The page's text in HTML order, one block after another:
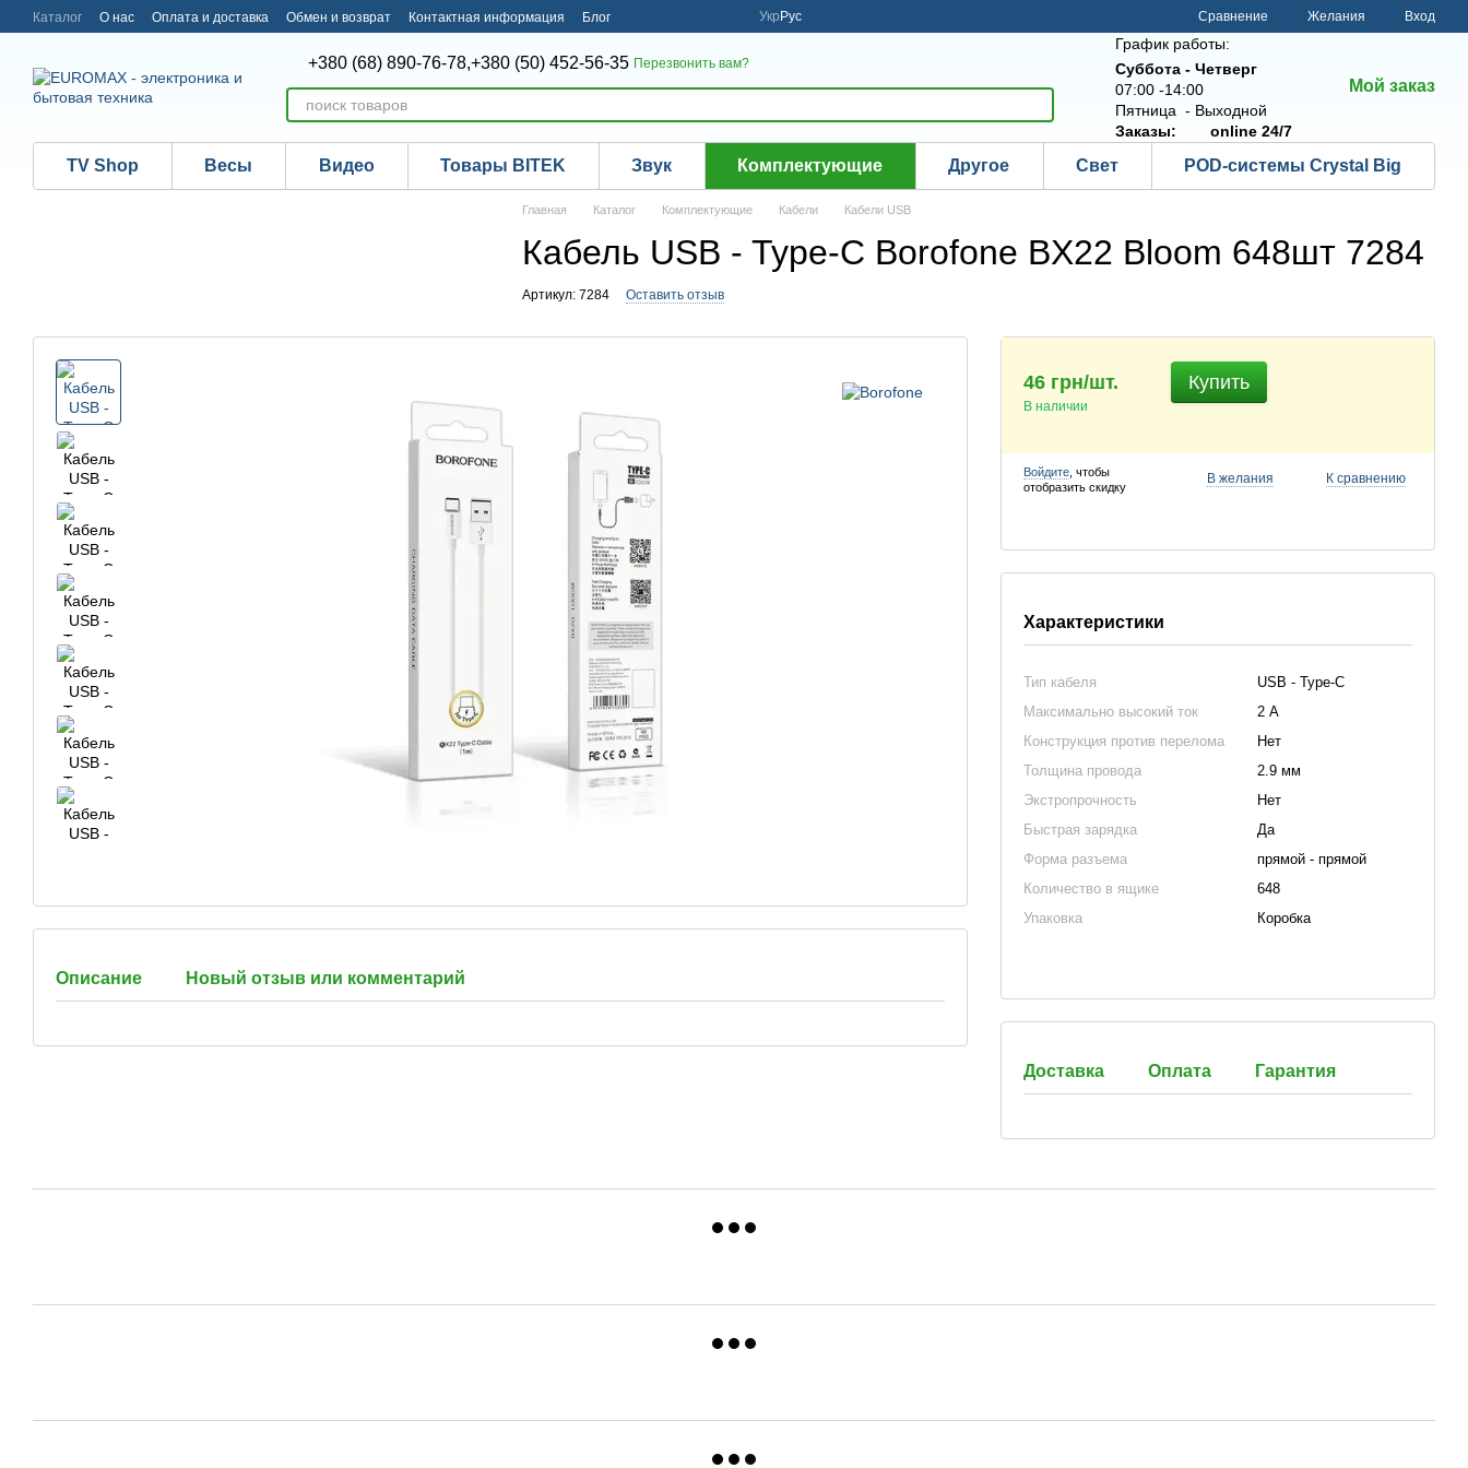
Перейти к основному контенту
Каталог О нас Оплата и доставка Обмен и возврат Контактная информация Блог Укр Рус Сравнение Желания Вход
+380 (68) 890-76-78,+380 (50) 452-56-35 Перезвонить вам?
График работы:
Суббота - Четверг
07:00 -14:00
Пятница - Выходной
Заказы:
online 24/7
Мой заказ
TV Shop Весы Видео Товары BITEK Звук Комплектующие Другое Свет POD-системы Crystal Big
Главная Каталог Комплектующие Кабели Кабели USB
Кабель USB - Type-C Borofone BX22 Bloom 648шт 7284
Артикул: 7284 Оставить отзыв
46 грн/шт.
В наличии
Купить
Войдите , чтобы
отобразить скидку
В желания К сравнению
Характеристики
Тип кабеля
USB - Type-C
Максимально высокий ток
2 А
Конструкция против перелома
Нет
Толщина провода
2.9 мм
Экстропрочность
Нет
Быстрая зарядка
Да
Форма разъема
прямой - прямой
Количество в ящике
648
Упаковка
Коробка
Доставка Оплата Гарантия
Описание Новый отзыв или комментарий